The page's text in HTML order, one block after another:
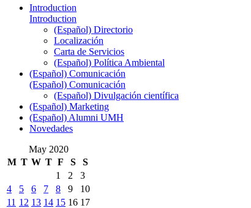
Introduction
Introduction
(Español) Directorio
Localización
Carta de Servicios
(Español) Política Ambiental
(Español) Comunicación
(Español) Comunicación
(Español) Divulgación científica
(Español) Marketing
(Español) Alumni UMH
Novedades
May 2020
M T W T F S
S
1
2
3
4
5 6 7 8 9
10
11 12 13 14 15 16 17